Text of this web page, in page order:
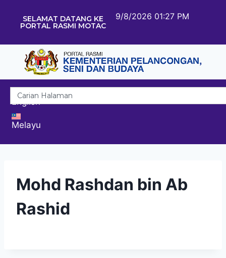
SELAMAT DATANG KE
PORTAL RASMI MOTAC
9/8/2026 01:27 PM
English
Melayu
Mohd Rashdan bin Ab
Rashid